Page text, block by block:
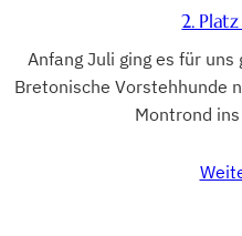
2.
Anfang Juli ging es für
Bretonische Vorstehhunde
Montrond